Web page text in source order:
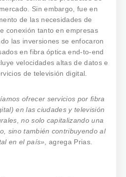
Sin embargo, fue en
de las necesidades de
conexión tanto en empresas
las inversiones se enfocaron
en fibra óptica end-to-end
velocidades altas de datos e
de televisión digital.
ofrecer servicios por fibra
en las ciudades y televisión
no solo capitalizando una
sino también contribuyendo al
en el país» , agrega Prias.